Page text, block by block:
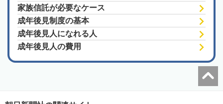
家族信託が必要なケース
成年後見制度の基本
成年後見人になれる人
成年後見人の費用